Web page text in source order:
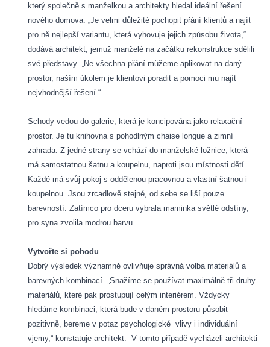
který společně s manželkou a architekty hledal ideální řešení
nového domova. „Je velmi důležité pochopit přání klientů a najít
pro ně nejlepší variantu, která vyhovuje jejich způsobu života,“
dodává architekt, jemuž manželé na začátku rekonstrukce sdělili
své představy. „Ne všechna přání můžeme aplikovat na daný
prostor, naším úkolem je klientovi poradit a pomoci mu najít
nejvhodnější řešení.“
Schody vedou do galerie, která je koncipována jako relaxační
prostor. Je tu knihovna s pohodlným chaise longue a zimní
zahrada. Z jedné strany se vchází do manželské ložnice, která
má samostatnou šatnu a koupelnu, naproti jsou místnosti dětí.
Každé má svůj pokoj s oddělenou pracovnou a vlastní šatnou i
koupelnou. Jsou zrcadlově stejné, od sebe se liší pouze
barevností. Zatímco pro dceru vybrala maminka světlé odstíny,
pro syna zvolila modrou barvu.
Vytvořte si pohodu
Dobrý výsledek významně ovlivňuje správná volba materiálů a
barevných kombinací. „Snažíme se používat maximálně tři druhy
materiálů, které pak prostupují celým interiérem. Vždycky
hledáme kombinaci, která bude v daném prostoru působit
pozitivně, bereme v potaz psychologické vlivy i individuální
vjemy,“ konstatuje architekt.
V tomto případě vycházeli architekti